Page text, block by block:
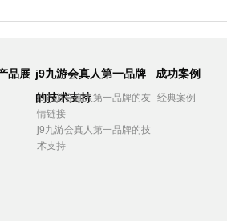
品展 j9九游会真人第一品牌
的技术支持
j9九游会真人第一品牌的友
情链接
j9九游会真人第一品牌的技
术支持
成功案例
经典案例